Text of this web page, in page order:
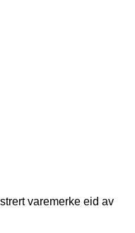
varemerke eid av